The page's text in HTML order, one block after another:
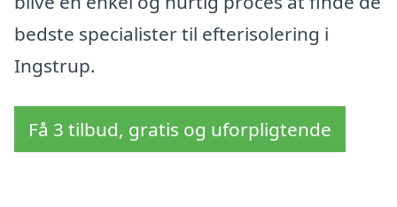
bedste specialister til efterisolering i
Ingstrup.
Få 3 tilbud, gratis og uforpligtende